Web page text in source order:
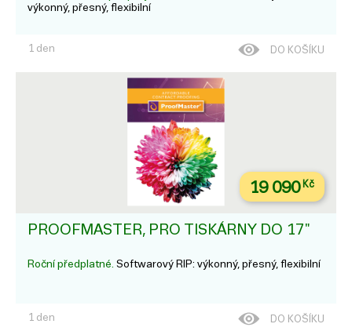
výkonný, přesný, flexibilní
1 den DO KOŠÍKU
19 090Kč
PROOFMASTER, PRO TISKÁRNY DO 17"
Roční předplatné. Softwarový RIP: výkonný, přesný, flexibilní
1 den DO KOŠÍKU